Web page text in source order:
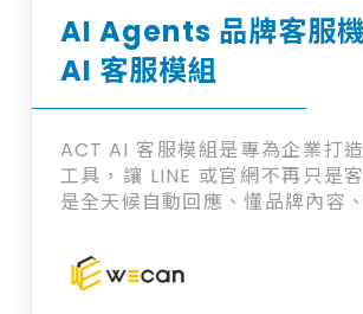
織要擴充新任務，只需新增節點
構整套系統。知識得以沉澱、流
用，AI 也能隨業務演進而持續成長
AI Agents 品牌客服
AI 客服模組
ACT AI 客服模組是專為企業打
工具，讓 LINE 或官網不再只是
是全天候自動回應、懂品牌內容
職人，都能輕鬆導入、即時應用
服負擔。 我們採用 Amazon AWS 的企業級